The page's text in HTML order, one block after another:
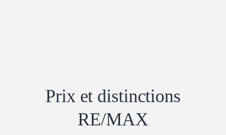
Prix ​​et distinctions
RE/MAX